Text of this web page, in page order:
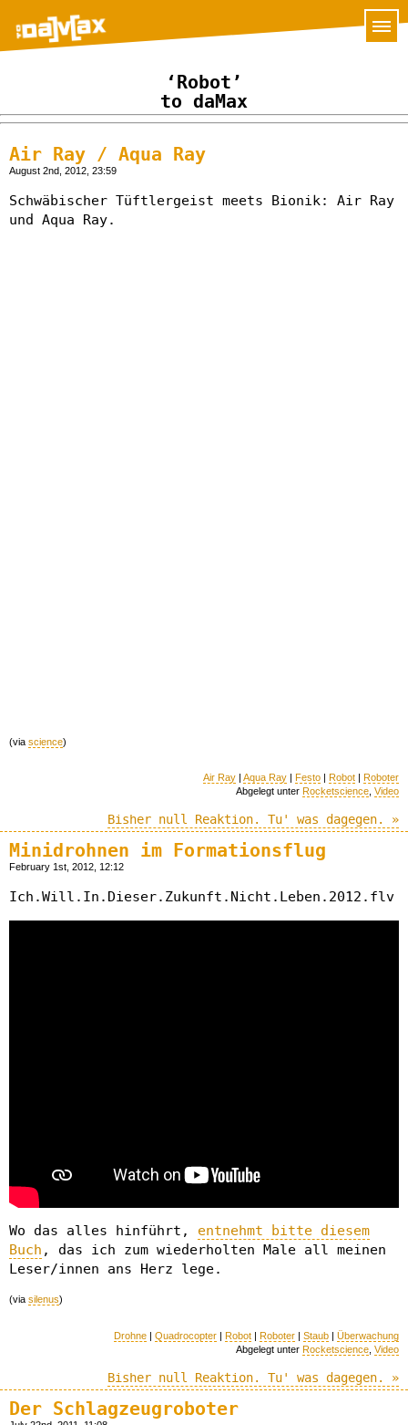
‘Robot’
to daMax
Air Ray / Aqua Ray
August 2nd, 2012, 23:59
Schwäbischer Tüftlergeist meets Bionik: Air Ray
und Aqua Ray.
(via science)
Air Ray | Aqua Ray | Festo | Robot | Roboter
Abgelegt unter Rocketscience Video
Bisher null Reaktion. Tu' was dagegen. »
Minidrohnen im Formationsflug
February 1st, 2012, 12:12
Ich.Will.In.Dieser.Zukunft.Nicht.Leben.2012.flv
Wo das alles hinführt, entnehmt bitte diesem
Buch , das ich zum wiederholten Male all meinen
Leser/innen ans Herz lege.
(via silenus)
Drohne | Quadrocopter | Robot | Roboter | Staub | Überwachung
Abgelegt unter Rocketscience Video
Bisher null Reaktion. Tu' was dagegen. »
Der Schlagzeugroboter